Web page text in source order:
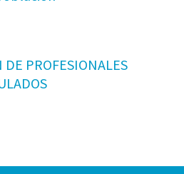
DE PROFESIONALES